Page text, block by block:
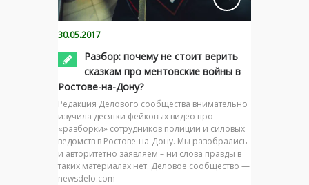
30.05.2017
Разбор: почему не стоит верить
сказкам про ментовские войны в
Ростове-на-Дону?
Редакция Делового сообщества внимательно
изучила десятки фейковых видео про
«разборки» сотрудников полиции и силовых
ведомств в Ростове-на-Дону. Мы разобрались
и авторитетно заявляем – ни слова правды в
таких материалах нет. Деловое сообщество —
newsdelo.com